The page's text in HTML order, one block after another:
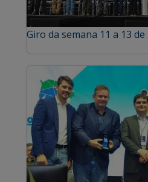
Giro da semana 11 a 13